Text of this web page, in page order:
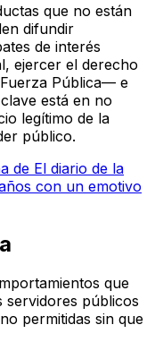
que no están
difundir
de interés
ejercer el derecho
Pública— e
está en no
legítimo de la
público.
de El diario de la
con un emotivo
que
servidores públicos
permitidas sin que